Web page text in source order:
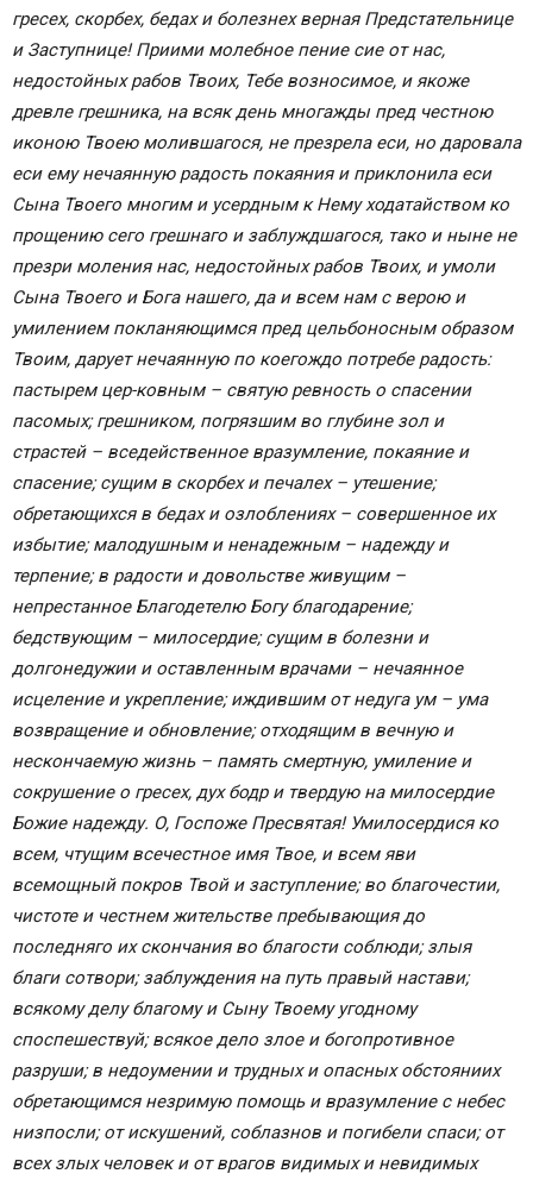
гресех, скорбех, бедах и болезнех верная Предстательнице
и Заступнице! Приими молебное пение сие от нас,
недостойных рабов Твоих, Тебе возносимое, и якоже
древле грешника, на всяк день многажды пред честною
иконою Твоею молившагося, не презрела еси, но даровала
еси ему нечаянную радость покаяния и приклонила еси
Сына Твоего многим и усердным к Нему ходатайством ко
прощению сего грешнаго и заблуждшагося, тако и ныне не
презри моления нас, недостойных рабов Твоих, и умоли
Сына Твоего и Бога нашего, да и всем нам с верою и
умилением покланяющимся пред цельбоносным образом
Твоим, дарует нечаянную по коегождо потребе радость:
пастырем цер-ковным – святую ревность о спасении
пасомых; грешником, погрязшим во глубине зол и
страстей – вседейственное вразумление, покаяние и
спасение; сущим в скорбех и печалех – утешение;
обретающихся в бедах и озлоблениях – совершенное их
избытие; малодушным и ненадежным – надежду и
терпение; в радости и довольстве живущим –
непрестанное Благодетелю Богу благодарение;
бедствующим – милосердие; сущим в болезни и
долгонедужии и оставленным врачами – нечаянное
исцеление и укрепление; иждившим от недуга ум – ума
возвращение и обновление; отходящим в вечную и
нескончаемую жизнь – память смертную, умиление и
сокрушение о гресех, дух бодр и твердую на милосердие
Божие надежду. О, Госпоже Пресвятая! Умилосердися ко
всем, чтущим всечестное имя Твое, и всем яви
всемощный покров Твой и заступление; во благочестии,
чистоте и честнем жительстве пребывающия до
последняго их скончания во благости соблюди; злыя
благи сотвори; заблуждения на путь правый настави;
всякому делу благому и Сыну Твоему угодному
споспешествуй; всякое дело злое и богопротивное
разруши; в недоумении и трудных и опасных обстояниих
обретающимся незримую помощь и вразумление с небес
низпосли; от искушений, соблазнов и погибели спаси; от
всех злых человек и от врагов видимых и невидимых